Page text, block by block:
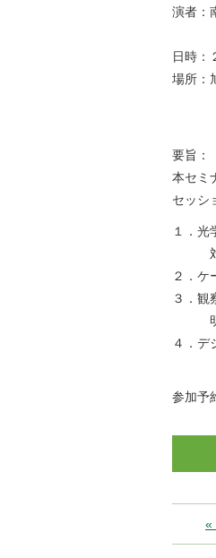
演者
カー
日時：
場所：
信州
機器
要旨：
本セミ
セッシ
１．
対物
２．ケ
３．
明視
４．デ
参加予
«